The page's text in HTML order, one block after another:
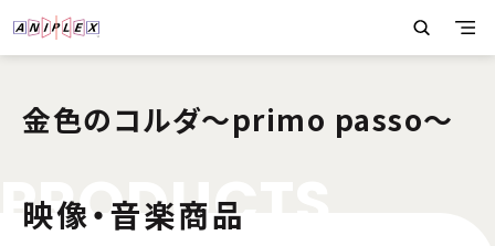
金色のコルダ〜primo passo〜
PRODUC
映像・音楽商品